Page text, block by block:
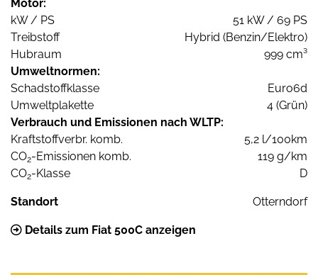
Motor:
kW / PS
51 kW / 69 PS
Treibstoff
Hybrid (Benzin/Elektro)
Hubraum
999 cm³
Umweltnormen:
Schadstoffklasse
Euro6d
Umweltplakette
4 (Grün)
Verbrauch und Emissionen nach WLTP:
Kraftstoffverbr. komb.
5,2 l/100km
CO2-Emissionen komb.
119 g/km
CO2-Klasse D
Standort Otterndorf
Details zum Fiat 500C anzeigen